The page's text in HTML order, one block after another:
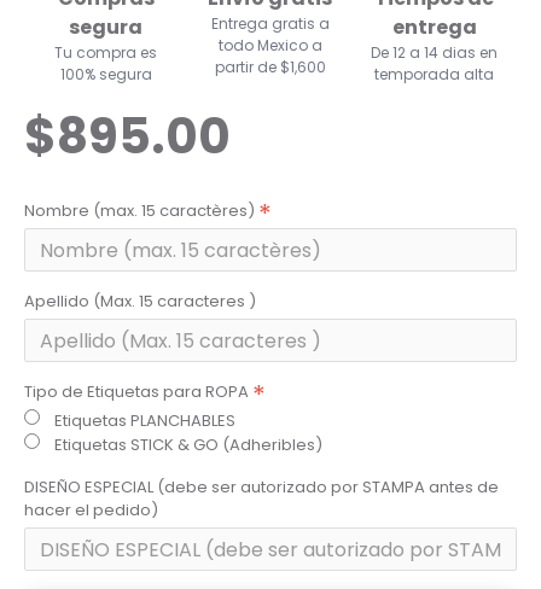
segura
Tu compra es
100% segura
Entrega gratis a
todo Mexico a
partir de $1,600
entrega
De 12 a 14 dias en
temporada alta
$895.00
Nombre (max. 15 caractères)
Apellido (Max. 15 caracteres )
Tipo de Etiquetas para ROPA
Etiquetas PLANCHABLES
Etiquetas STICK & GO (Adheribles)
DISEÑO ESPECIAL (debe ser autorizado por STAMPA antes de
hacer el pedido)